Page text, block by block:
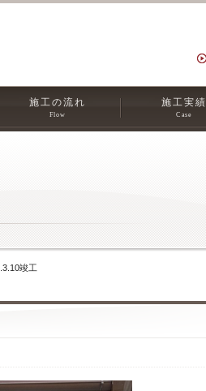
施工の流れ
Flow
施工実績
Case
竣工